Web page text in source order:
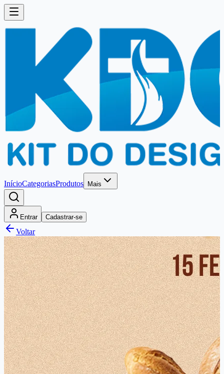
InícioCategoriasProdutos Mais
Entrar Cadastrar-se
Voltar